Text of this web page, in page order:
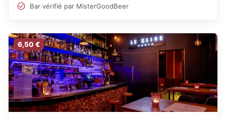
Bar vérifié par MisterGoodBeer
6,50 €